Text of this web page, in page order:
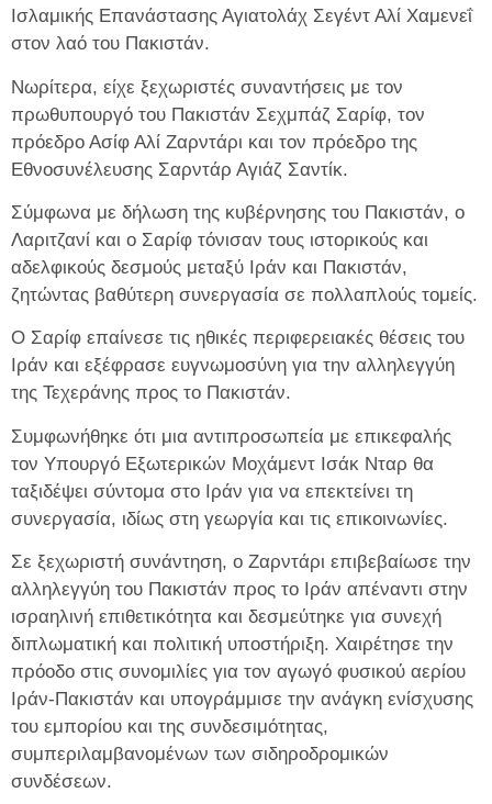
Ισλαμικής Επανάστασης Αγιατολάχ Σεγέντ Αλί Χαμενεΐ
στον λαό του Πακιστάν.
Νωρίτερα, είχε ξεχωριστές συναντήσεις με τον
πρωθυπουργό του Πακιστάν Σεχμπάζ Σαρίφ, τον
πρόεδρο Ασίφ Αλί Ζαρντάρι και τον πρόεδρο της
Εθνοσυνέλευσης Σαρντάρ Αγιάζ Σαντίκ.
Σύμφωνα με δήλωση της κυβέρνησης του Πακιστάν, ο
Λαριτζανί και ο Σαρίφ τόνισαν τους ιστορικούς και
αδελφικούς δεσμούς μεταξύ Ιράν και Πακιστάν,
ζητώντας βαθύτερη συνεργασία σε πολλαπλούς τομείς.
Ο Σαρίφ επαίνεσε τις ηθικές περιφερειακές θέσεις του
Ιράν και εξέφρασε ευγνωμοσύνη για την αλληλεγγύη
της Τεχεράνης προς το Πακιστάν.
Συμφωνήθηκε ότι μια αντιπροσωπεία με επικεφαλής
τον Υπουργό Εξωτερικών Μοχάμεντ Ισάκ Νταρ θα
ταξιδέψει σύντομα στο Ιράν για να επεκτείνει τη
συνεργασία, ιδίως στη γεωργία και τις επικοινωνίες.
Σε ξεχωριστή συνάντηση, ο Ζαρντάρι επιβεβαίωσε την
αλληλεγγύη του Πακιστάν προς το Ιράν απέναντι στην
ισραηλινή επιθετικότητα και δεσμεύτηκε για συνεχή
διπλωματική και πολιτική υποστήριξη. Χαιρέτησε την
πρόοδο στις συνομιλίες για τον αγωγό φυσικού αερίου
Ιράν-Πακιστάν και υπογράμμισε την ανάγκη ενίσχυσης
του εμπορίου και της συνδεσιμότητας,
συμπεριλαμβανομένων των σιδηροδρομικών
συνδέσεων.